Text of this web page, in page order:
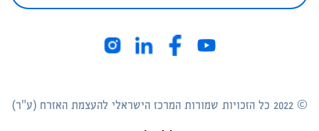
© 2022 כל הזכויות שמורות המרכז הישראלי להעצמת האזרח (ע"ר)